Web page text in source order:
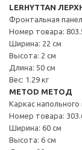
LERHYTTAN
Фронтальная
Номер товара:
Ширина: 22 см
Высота: 2 см
Длина: 50 см
Вес: 1.29 кг
METOD МЕТОД
Каркас
Номер товара:
Ширина: 60 см
Высота: 6 см